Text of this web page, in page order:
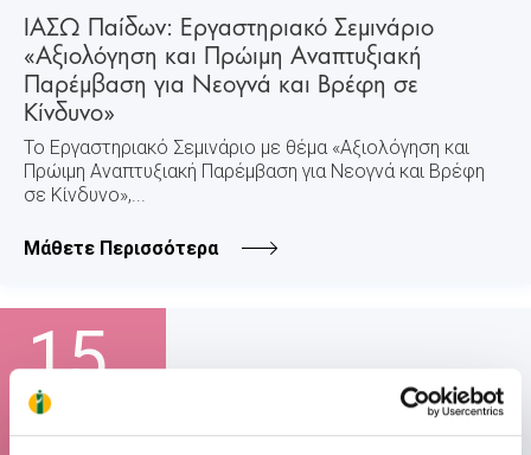
ΙΑΣΩ Παίδων: Εργαστηριακό Σεμινάριο
«Αξιολόγηση και Πρώιμη Αναπτυξιακή
Παρέμβαση για Νεογνά και Βρέφη σε
Κίνδυνο»
Το Εργαστηριακό Σεμινάριο με θέμα «Αξιολόγηση και
Πρώιμη Αναπτυξιακή Παρέμβαση για Νεογνά και Βρέφη
σε Κίνδυνο»,...
Μάθετε Περισσότερα
15
Μαΐου